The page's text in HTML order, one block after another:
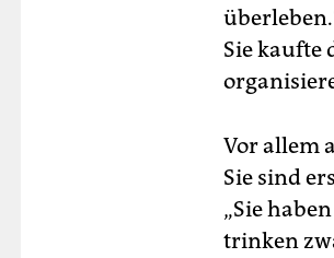
Sie kaufte
Vor allem
Sie sind
„Sie
trinken